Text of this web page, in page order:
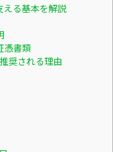
る基本を解説
憑書類
奨される理由